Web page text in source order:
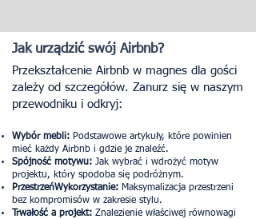
Jak urządzić swój Airbnb?
Przekształcenie Airbnb w magnes dla gości
zależy od szczegółów. Zanurz się w naszym
przewodniku i odkryj:
Wybór mebli: Podstawowe artykuły, które powinien
mieć każdy Airbnb i gdzie je znaleźć.
Spójność motywu: Jak wybrać i wdrożyć motyw
projektu, który spodoba się podróżnym.
PrzestrzeńWykorzystanie: Maksymalizacja przestrzeni
bez kompromisów w zakresie stylu.
Trwałość a projekt: Znalezienie właściwej równowagi